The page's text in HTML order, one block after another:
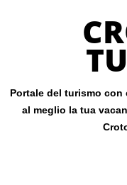
Portale del turismo
al meglio la tua